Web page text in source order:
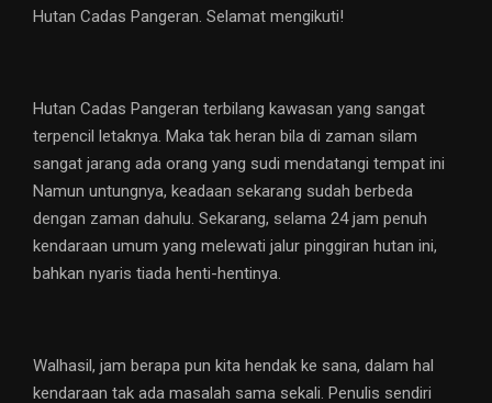
Hutan Cadas Pangeran. Selamat mengikuti!
Hutan Cadas Pangeran terbilang kawasan yang sangat
terpencil letaknya. Maka tak heran bila di zaman silam
sangat jarang ada orang yang sudi mendatangi tempat ini
Namun untungnya, keadaan sekarang sudah berbeda
dengan zaman dahulu. Sekarang, selama 24 jam penuh
kendaraan umum yang melewati jalur pinggiran hutan ini,
bahkan nyaris tiada henti-hentinya.
Walhasil, jam berapa pun kita hendak ke sana, dalam hal
kendaraan tak ada masalah sama sekali. Penulis sendiri